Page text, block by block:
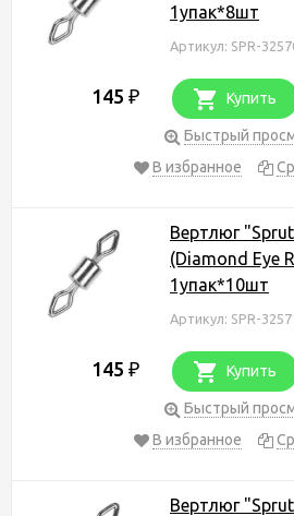
1упак*8шт
Артикул: SPR-
145 ₽ Купить
Быстрый
В избранное
Вертлюг
(Diamond Eye
1упак*10шт
Артикул: SPR-
145 ₽ Купить
Быстрый
В избранное
Вертлюг